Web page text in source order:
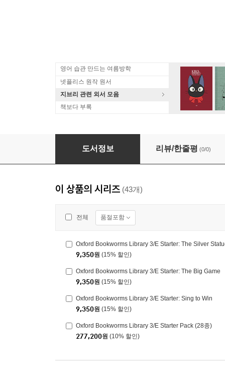
영어 습관 만드는 여름방학
넷플리스 원작 원서
지브리 관련 외서 모음
책보다 부록
Oxford Bookworms Library 3/E Starter: The
도서정보 리뷰/한줄평 (0/0)
이 상품의 시리즈 (43개)
전체 품절포함
Oxford Bookworms Library 3/E Starter: The Silver
9,350원 (15% 할인)
Oxford Bookworms Library 3/E Starter: The Big Game
9,350원 (15% 할인)
Oxford Bookworms Library 3/E Starter: Sing to Win
9,350원 (15% 할인)
Oxford Bookworms Library 3/E Starter Pack (28종)
277,200원 (10% 할인)